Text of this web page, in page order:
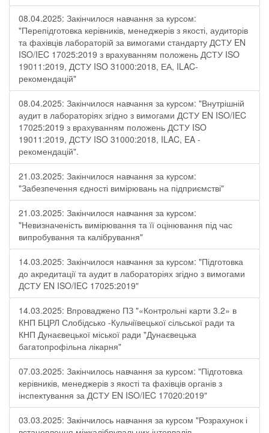
08.04.2025: Закінчилося навчання за курсом:
"Перепідготовка керівників, менеджерів з якості, аудиторів
та фахівців лабораторій за вимогами стандарту ДСТУ EN
ISO/IEC 17025:2019 з врахуванням положень ДСТУ ISO
19011:2019, ДСТУ ISO 31000:2018, ЕА, ILAC-
рекомендацій"
08.04.2025: Закінчилося навчання за курсом: "Внутрішній
аудит в лабораторіях згідно з вимогами ДСТУ EN ISO/IEC
17025:2019 з врахуванням положень ДСТУ ISO
19011:2019, ДСТУ ISO 31000:2018, ILAC, EA -
рекомендацій".
21.03.2025: Закінчилося навчання за курсом:
"Забезпечення єдності вимірювань на підприємстві"
21.03.2025: Закінчилося навчання за курсом:
"Невизначеність вимірювання та її оцінювання під час
випробування та калібрування"
14.03.2025: Закінчилося навчання за курсом: "Підготовка
до акредитації та аудит в лабораторіях згідно з вимогами
ДСТУ EN ISO/IEC 17025:2019"
14.03.2025: Впроваджено ПЗ "«Контрольні карти 3.2» в
КНП БЦРЛ Слобідсько -Кульчіївецької сільської ради та
КНП Дунаєвецької міської ради "Дунаєвецька
багатопрофільна лікарня"
07.03.2025: Закінчилось навчання за курсом: "Підготовка
керівників, менеджерів з якості та фахівців органів з
інспектування за ДСТУ EN ISO/IEC 17020:2019"
03.03.2025: Закінчилось навчання за курсом "Розрахунок і